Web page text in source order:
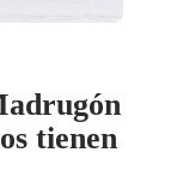
tienen